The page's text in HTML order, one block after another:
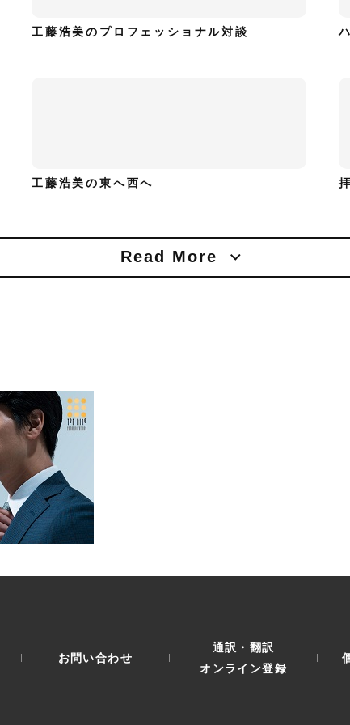
工藤浩美のプロフェッショナル対談
工藤浩美の東へ西へ
Read More
お問い合わせ
通訳・翻訳
オンライン登録